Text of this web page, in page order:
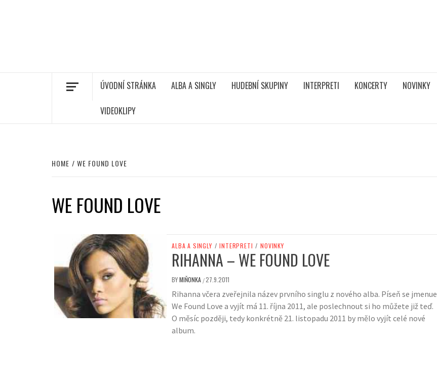
ÚVODNÍ STRÁNKA ALBA A SINGLY HUDEBNÍ SKUPINY INTERPRETI KONCERTY NOVINKY
VIDEOKLIPY
HOME WE FOUND LOVE
WE FOUND LOVE
ALBA A SINGLY / INTERPRETI / NOVINKY
RIHANNA – WE FOUND LOVE
BYMIŇONKA /27.9.2011
Rihanna včera zveřejnila název prvního singlu z nového alba. Píseň se jmenue
We Found Love a vyjít má 11. října 2011, ale poslechnout si ho můžete již teď.
O měsíc později, tedy konkrétně 21. listopadu 2011 by mělo vyjít celé nové
album.